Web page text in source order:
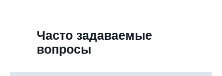
Часто задаваемые
вопросы